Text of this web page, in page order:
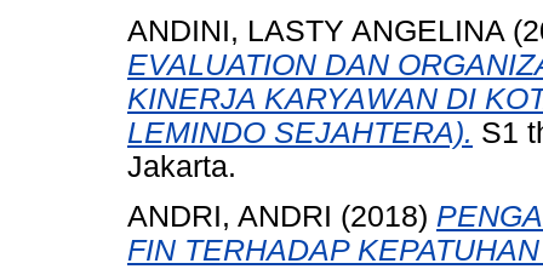
ANDINI, LASTY ANGELINA
EVALUATION DAN
KINERJA KARYAWAN DI
LEMINDO SEJAHTERA). S1
Jakarta.
ANDRI, ANDRI (2018)
FIN TERHADAP